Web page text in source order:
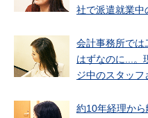
社で派遣就業中
会計事務所では
はずなのに...。
ジ中のスタッフ
約10年経理か